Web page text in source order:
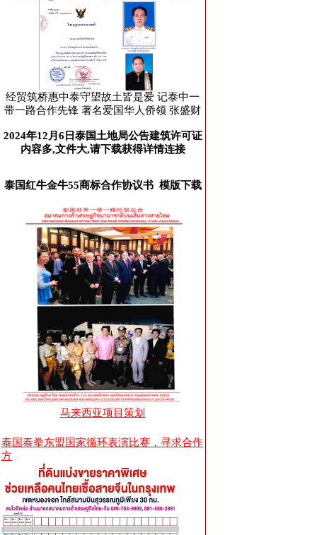
经贸筑桥惠中泰守望故土皆是爱 记泰中一
带一路合作先锋 著名爱国华人侨领 张盛财
2024年12月6日泰国土地局公告建筑许可证
内容多,文件大,请下载获得详情连接
泰国红牛金牛55商标合作协议书 模版下载
马来西亚项目策划
泰国泰拳东盟国家循环表演比赛，寻求合作
方